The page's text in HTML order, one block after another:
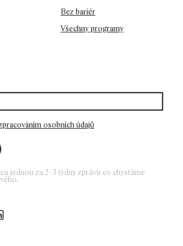
Bez bariér
Všechny programy
osobních údajů
jednou za 2–3 týdny zprávu co chystáme
YouTube kanál